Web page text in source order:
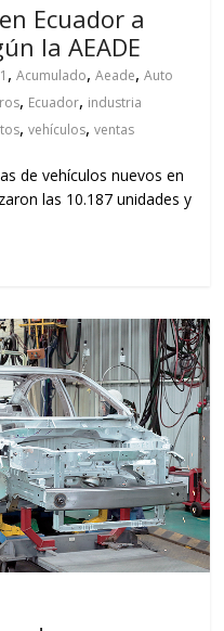
Ecuador a
la AEADE
,Acumulado,Aeade,Auto
, Ecuador, industria
,vehículos,ventas
de vehículos nuevos en
las 10.187 unidades y